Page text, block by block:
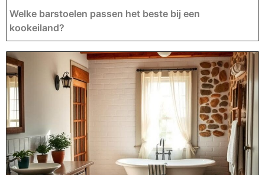
Welke barstoelen passen het beste bij een
kookeiland?